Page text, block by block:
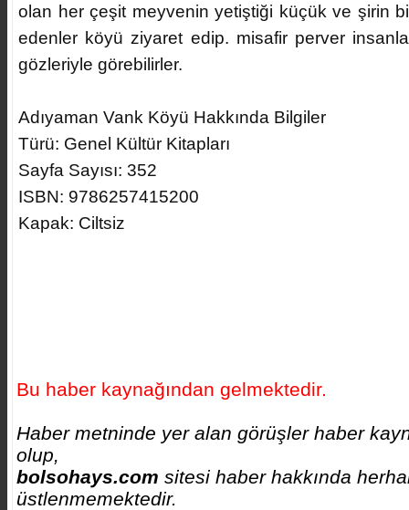
olan her çeşit meyvenin yetiştiği küçük ve şirin
edenler köyü ziyaret edip. misafir perver
gözleriyle görebilirler.
Adıyaman Vank Köyü Hakkında Bilgiler
Türü: Genel Kültür Kitapları
Sayfa Sayısı: 352
ISBN: 9786257415200
Kapak: Ciltsiz
Bu haber kaynağından gelmektedir.
Haber metninde yer alan görüşler haber
olup,
bolsohays.com sitesi haber hakkında
üstlenmemektedir.